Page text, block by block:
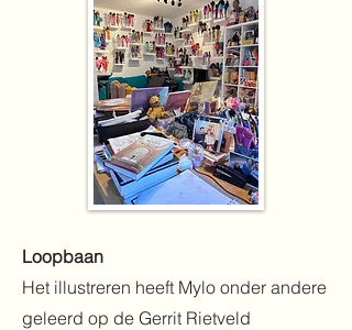
Loopbaan
Het illustreren heeft Mylo onder andere
geleerd op de Gerrit Rietveld